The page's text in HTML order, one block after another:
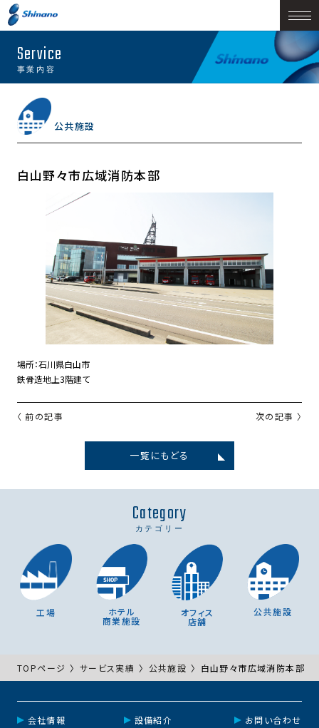
Service
事業内容
公共施設
白山野々市広域消防本部
場所：石川県白山市
鉄骨造地上3階建て
次の記事 〉
〈 前の記事
一覧にもどる
Category
カテゴリー
工場 ホテル
商業施設
オフィス
店舗
公共施設
TOPページ 〉 サービス実績 〉 公共施設 〉 白山野々市広域消防本部
会社情報
設備紹介
お問い合わせ